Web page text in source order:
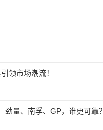
领市场潮流！
劲量、南孚、GP，谁更可靠？